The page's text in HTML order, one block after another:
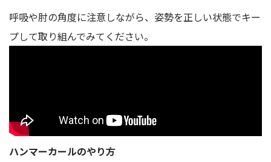
呼吸や肘の角度に注意しながら、姿勢を正しい状態でキー
プして取り組んでみてください。
ハンマーカールのやり方